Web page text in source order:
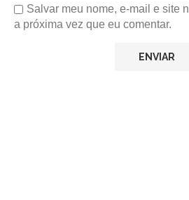
Salvar meu nome, e-mail e site
a próxima vez que eu comentar.